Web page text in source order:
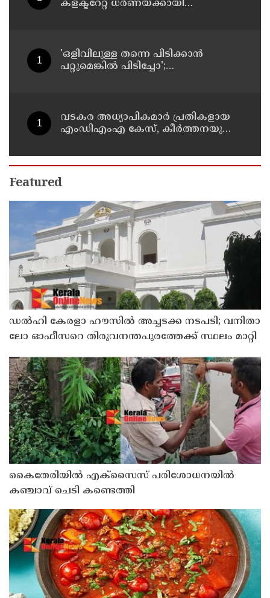
കളക്ടറേറ്റ് ധർണയ്ക്കായി
'ഒളിവിലുള്ള തന്നെ പിടിക്കാൻ
പറ്റുമെങ്കിൽ പിടിച്ചോ';
വടകര അധ്യാപികമാർ പ്രതികളായ
എംഡിഎംഎ കേസ്, കീർത്തനയുടെ
Featured
ഡൽഹി കേരളാ ഹൗസില്‍ അച്ചടക്ക നടപടി; വനിതാ
ലോ ഓഫീസറെ തിരുവനന്തപുരത്തേക്ക്‌ സ്ഥലം മാറ്റി
കൈതേരിയിൽ എക്സൈസ് പരിശോധനയിൽ
കഞ്ചാവ് ചെടി കണ്ടെത്തി